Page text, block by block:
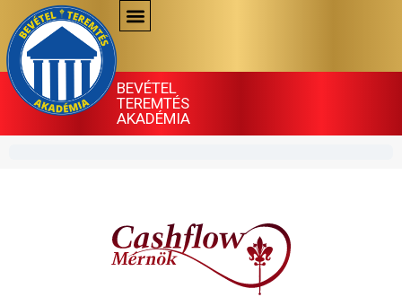
to
content
BEVÉTEL
TEREMTÉS
AKADÉMIA